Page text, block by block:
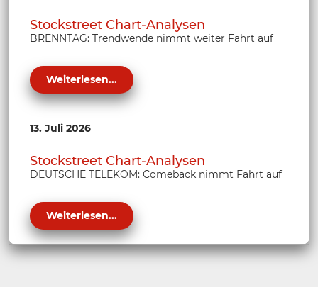
Stockstreet Chart-Analysen
BRENNTAG: Trendwende nimmt weiter Fahrt auf
Weiterlesen...
13. Juli 2026
Stockstreet Chart-Analysen
DEUTSCHE TELEKOM: Comeback nimmt Fahrt auf
Weiterlesen...